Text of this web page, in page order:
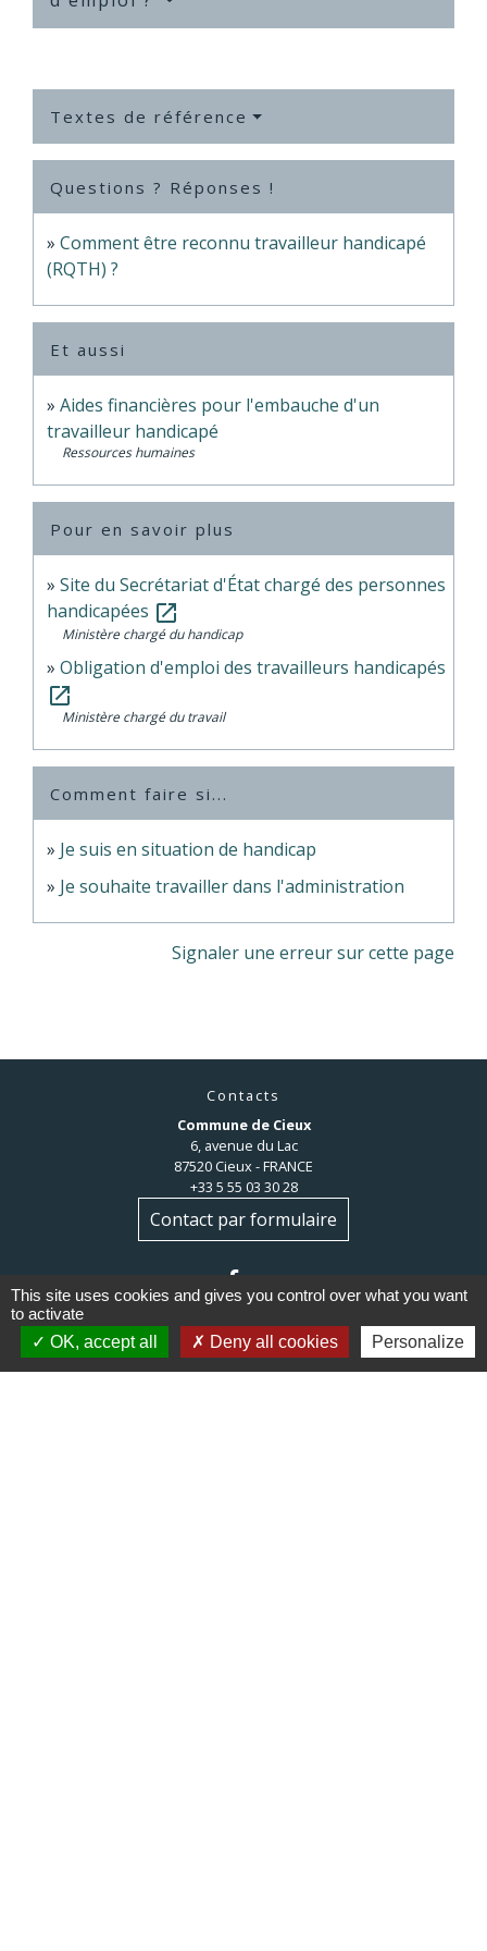
Textes de référence
Questions ? Réponses !
Comment être reconnu travailleur handicapé
(RQTH) ?
Et aussi
Aides financières pour l'embauche d'un
travailleur handicapé
Ressources humaines
Pour en savoir plus
Site du Secrétariat d'État chargé des personnes
handicapées open_in_new
Ministère chargé du handicap
Obligation d'emploi des travailleurs handicapés
open_in_new
Ministère chargé du travail
Comment faire si...
Je suis en situation de handicap
Je souhaite travailler dans l'administration
Signaler une erreur sur cette page
Contacts
Commune de Cieux
6, avenue du Lac
87520 Cieux - FRANCE
+33 5 55 03 30 28
Contact par formulaire
This site uses cookies and gives you control over what you want
to activate
OK, accept all
Deny all cookies Personalize